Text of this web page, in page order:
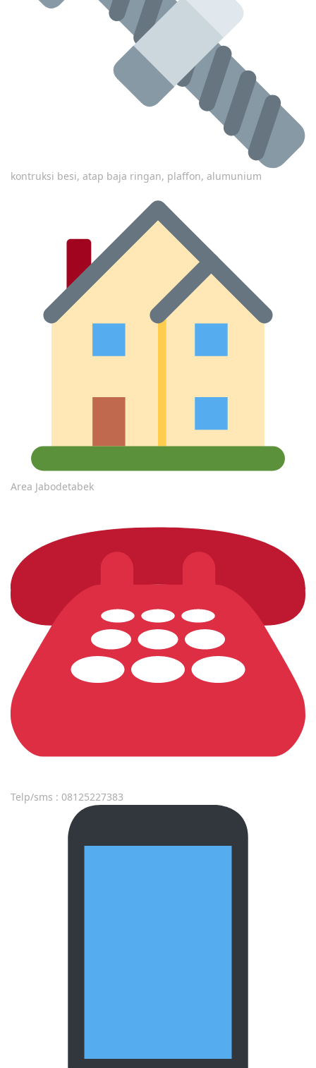
kontruksi besi, atap baja ringan, plaffon, alumunium
Area Jabodetabek
Telp/sms : 08125227383